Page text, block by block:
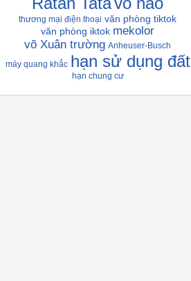
thương mại điện thoại văn phòng tiktok
văn phòng iktok mekolor
võ Xuân trường Anheuser-Busch
máy quang khắc hạn sử dụng đất
hạn chung cư